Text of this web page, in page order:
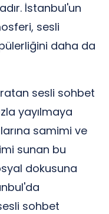
İstanbul'un
sesli
daha da
sesli sohbet
yayılmaya
samimi ve
sunan bu
dokusuna
sohbet